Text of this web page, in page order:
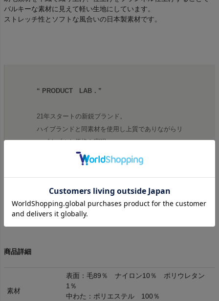
バルキーな素材に見えて軽い生地にしています。
ストレッチ性とソフトな風合いの日本製素材です。
“ PRODUCT LAB．”
21年スタートの新鋭ブランド。
ハイブランドと同素材を使用し上質でありながらリ
ーズナブルな価格を実現。
トレンドに左右されない長く使用できる服をコンセ
プトに製作され、ギミック感・機能性にこだわり、
楽しめる服を提案。
商品詳細
素材
表面：毛89％ ナイロン10％ ポリウレタン
1％
中わた：ポリエステル 100％